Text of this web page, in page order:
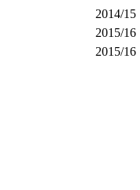
2014/15
2015/16
2015/16